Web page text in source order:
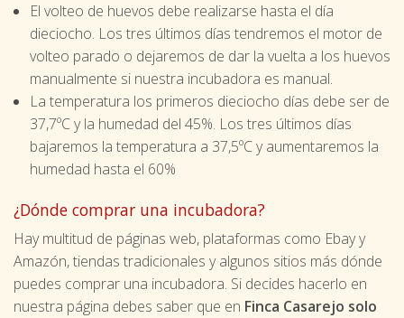
El volteo de huevos debe realizarse hasta el día
dieciocho. Los tres últimos días tendremos el motor de
volteo parado o dejaremos de dar la vuelta a los huevos
manualmente si nuestra incubadora es manual.
La temperatura los primeros dieciocho días debe ser de
37,7ºC y la humedad del 45%. Los tres últimos días
bajaremos la temperatura a 37,5ºC y aumentaremos la
humedad hasta el 60%
¿Dónde comprar una incubadora?
Hay multitud de páginas web, plataformas como Ebay y
Amazón, tiendas tradicionales y algunos sitios más dónde
puedes comprar una incubadora. Si decides hacerlo en
nuestra página debes saber que en Finca Casarejo solo